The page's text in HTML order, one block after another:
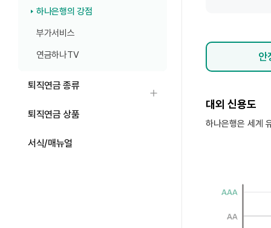
하나은행의 강점
부가서비스
연금하나TV
퇴직연금 종류
퇴직연금 상품
서식/매뉴얼
안
대외 신용도
하나은행은 세계